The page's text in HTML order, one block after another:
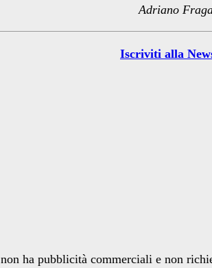
Adriano
Iscriviti alla
non ha pubblicità commerciali e non